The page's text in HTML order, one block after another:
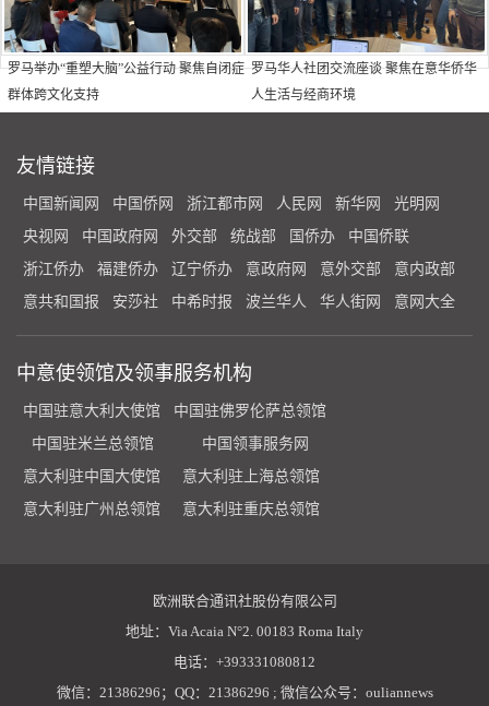
罗马举办“重塑大脑”公益行动 聚焦自闭症
群体跨文化支持
罗马华人社团交流座谈 聚焦在意华侨华
人生活与经商环境
友情链接
中国新闻网 中国侨网 浙江都市网 人民网 新华网
光明网
央视网
中国政府网 外交部 统战部 国侨办
中国侨联
浙江侨办
福建侨办 辽宁侨办 意政府网 意外交部
意内政部
意共和国报
安莎社 中希时报 波兰华人 华人街网 意网大全
中意使领馆及领事服务机构
中国驻意大利大使馆
中国驻佛罗伦萨总领馆
中国驻米兰总领馆
中国领事服务网
意大利驻中国大使馆
意大利驻上海总领馆
意大利驻广州总领馆
意大利驻重庆总领馆
欧洲联合通讯社股份有限公司
地址：Via Acaia N°2. 00183 Roma Italy
电话：+393331080812
微信：21386296；QQ：21386296 ; 微信公众号：ouliannews